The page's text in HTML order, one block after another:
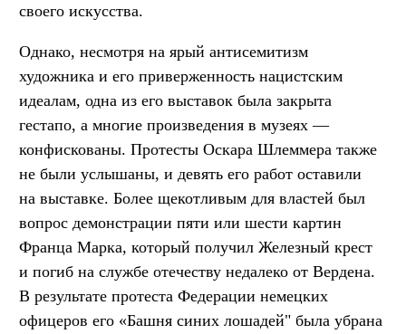
своего искусства.
Однако, несмотря на ярый антисемитизм
художника и его приверженность нацистским
идеалам, одна из его выставок была закрыта
гестапо, а многие произведения в музеях —
конфискованы. Протесты Оскара Шлеммера также
не были услышаны, и девять его работ оставили
на выставке. Более щекотливым для властей был
вопрос демонстрации пяти или шести картин
Франца Марка, который получил Железный крест
и погиб на службе отечеству недалеко от Вердена.
В результате протеста Федерации немецких
офицеров его «Башня синих лошадей" была убрана